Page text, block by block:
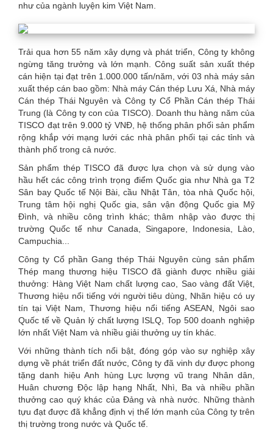
như của ngành luyện kim Việt Nam.
Trải qua hơn 55 năm xây dựng và phát triển, Công ty không
ngừng tăng trưởng và lớn mạnh. Công suất sản xuất thép
cán hiện tại đạt trên 1.000.000 tấn/năm, với 03 nhà máy sản
xuất thép cán bao gồm: Nhà máy Cán thép Lưu Xá, Nhà máy
Cán thép Thái Nguyên và Công ty Cổ Phần Cán thép Thái
Trung (là Công ty con của TISCO). Doanh thu hàng năm của
TISCO đạt trên 9.000 tỷ VNĐ, hệ thống phân phối sản phẩm
rộng khắp với mạng lưới các nhà phân phối tại các tỉnh và
thành phố trong cả nước.
Sản phẩm thép TISCO đã được lựa chọn và sử dụng vào
hầu hết các công trình trọng điểm Quốc gia như Nhà ga T2
Sân bay Quốc tế Nội Bài, cầu Nhật Tân, tòa nhà Quốc hội,
Trung tâm hội nghị Quốc gia, sân vận động Quốc gia Mỹ
Đình, và nhiều công trình khác; thâm nhập vào được thị
trường Quốc tế như Canada, Singapore, Indonesia, Lào,
Campuchia...
Công ty Cổ phần Gang thép Thái Nguyên cùng sản phẩm
Thép mang thương hiệu TISCO đã giành được nhiều giải
thưởng: Hàng Việt Nam chất lượng cao, Sao vàng đất Việt,
Thương hiệu nổi tiếng với người tiêu dùng, Nhãn hiệu có uy
tín tại Việt Nam, Thương hiệu nổi tiếng ASEAN, Ngôi sao
Quốc tế về Quản lý chất lượng ISLQ, Top 500 doanh nghiệp
lớn nhất Việt Nam và nhiều giải thưởng uy tín khác.
Với những thành tích nổi bật, đóng góp vào sự nghiệp xây
dựng về phát triển đất nước, Công ty đã vinh dự được phong
tặng danh hiệu Anh hùng Lực lượng vũ trang Nhân dân,
Huân chương Độc lập hạng Nhất, Nhì, Ba và nhiều phần
thưởng cao quý khác của Đảng và nhà nước. Những thành
tựu đạt được đã khẳng định vị thế lớn mạnh của Công ty trên
thị trường trong nước và Quốc tế.